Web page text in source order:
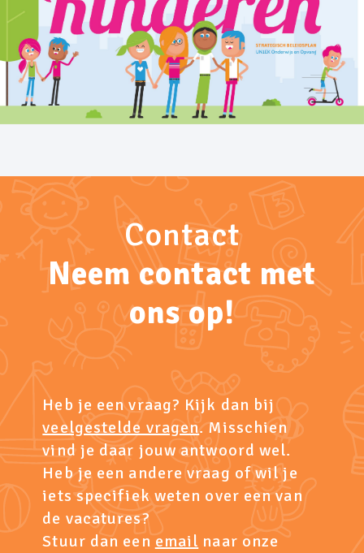
Contact
Neem contact met
ons op!
Heb je een vraag? Kijk dan bij
veelgestelde vragen. Misschien
vind je daar jouw antwoord wel.
Heb je een andere vraag of wil je
iets specifiek weten over een van
de vacatures?
Stuur dan eenemail naar onze